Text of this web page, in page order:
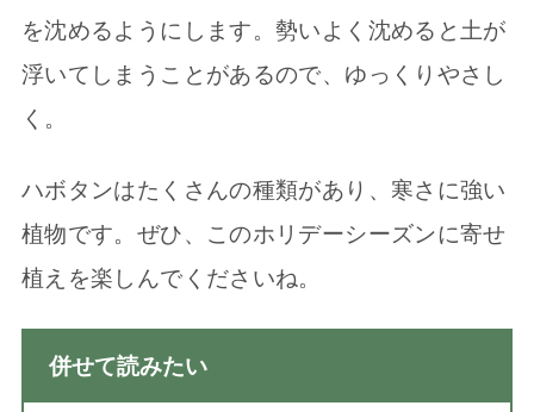
を沈めるようにします。勢いよく沈めると土が
浮いてしまうことがあるので、ゆっくりやさし
く。
ハボタンはたくさんの種類があり、寒さに強い
植物です。ぜひ、このホリデーシーズンに寄せ
植えを楽しんでくださいね。
併せて読みたい